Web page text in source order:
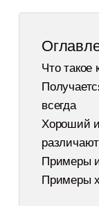
Что такое
всегда
Хороший
Примеры
Примеры